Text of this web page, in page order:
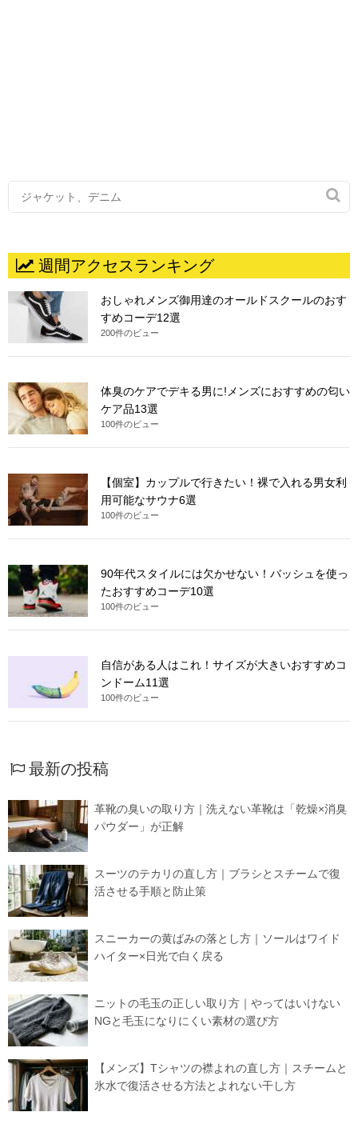

週間アクセスランキング
おしゃれメンズ御用達のオールドスクールのおす
すめコーデ12選
200件のビュー
体臭のケアでデキる男に!メンズにおすすめの匂い
ケア品13選
100件のビュー
【個室】カップルで行きたい！裸で入れる男女利
用可能なサウナ6選
100件のビュー
90年代スタイルには欠かせない！バッシュを使っ
たおすすめコーデ10選
100件のビュー
自信がある人はこれ！サイズが大きいおすすめコ
ンドーム11選
100件のビュー
最新の投稿
革靴の臭いの取り方｜洗えない革靴は「乾燥×消臭
パウダー」が正解
スーツのテカリの直し方｜ブラシとスチームで復
活させる手順と防止策
スニーカーの黄ばみの落とし方｜ソールはワイド
ハイター×日光で白く戻る
ニットの毛玉の正しい取り方｜やってはいけない
NGと毛玉になりにくい素材の選び方
【メンズ】Tシャツの襟よれの直し方｜スチームと
氷水で復活させる方法とよれない干し方